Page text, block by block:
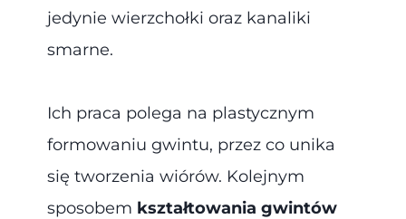
jedynie wierzchołki oraz kanaliki
smarne.
Ich praca polega na plastycznym
formowaniu gwintu, przez co unika
się tworzenia wiórów. Kolejnym
sposobem kształtowania gwintów